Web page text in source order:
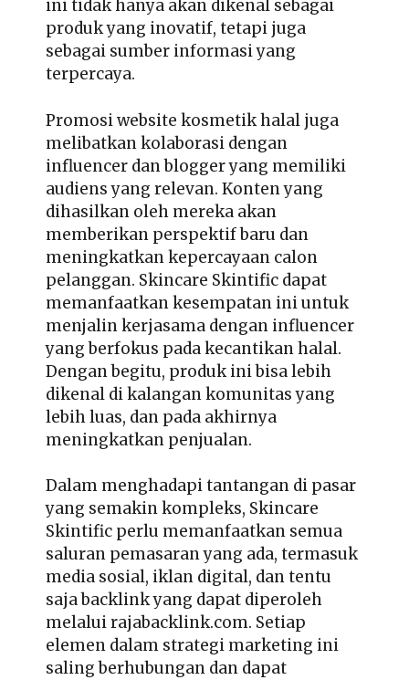
ini tidak hanya akan dikenal sebagai
produk yang inovatif, tetapi juga
sebagai sumber informasi yang
terpercaya.
Promosi website kosmetik halal juga
melibatkan kolaborasi dengan
influencer dan blogger yang memiliki
audiens yang relevan. Konten yang
dihasilkan oleh mereka akan
memberikan perspektif baru dan
meningkatkan kepercayaan calon
pelanggan. Skincare Skintific dapat
memanfaatkan kesempatan ini untuk
menjalin kerjasama dengan influencer
yang berfokus pada kecantikan halal.
Dengan begitu, produk ini bisa lebih
dikenal di kalangan komunitas yang
lebih luas, dan pada akhirnya
meningkatkan penjualan.
Dalam menghadapi tantangan di pasar
yang semakin kompleks, Skincare
Skintific perlu memanfaatkan semua
saluran pemasaran yang ada, termasuk
media sosial, iklan digital, dan tentu
saja backlink yang dapat diperoleh
melalui rajabacklink.com. Setiap
elemen dalam strategi marketing ini
saling berhubungan dan dapat